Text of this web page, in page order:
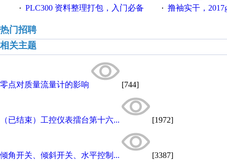
· PLC300 资料整理打包，入门必备 · 撸袖实干，2017gongkong®第
热门招聘
相关主题
零点对质量流量计的影响 [744]
（已结束）工控仪表擂台第十六... [1972]
倾角开关、倾斜开关、水平控制... [3387]